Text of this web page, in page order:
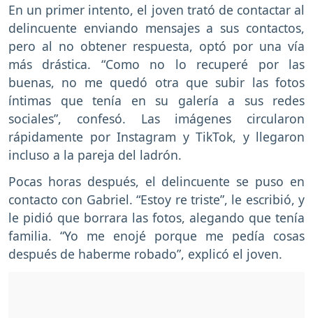
En un primer intento, el joven trató de contactar al
delincuente enviando mensajes a sus contactos,
pero al no obtener respuesta, optó por una vía
más drástica. “Como no lo recuperé por las
buenas, no me quedó otra que subir las fotos
íntimas que tenía en su galería a sus redes
sociales”, confesó. Las imágenes circularon
rápidamente por Instagram y TikTok, y llegaron
incluso a la pareja del ladrón.
Pocas horas después, el delincuente se puso en
contacto con Gabriel. “Estoy re triste”, le escribió, y
le pidió que borrara las fotos, alegando que tenía
familia. “Yo me enojé porque me pedía cosas
después de haberme robado”, explicó el joven.